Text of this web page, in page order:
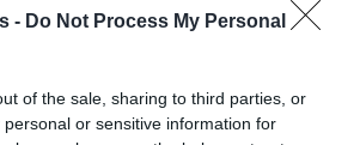
- Do Not Process My Personal
of the sale, sharing to third parties, or
or sensitive information for
per le proprie
E’ bufera per le frasi